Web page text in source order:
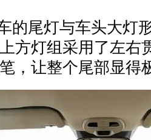
的尾灯与车头大灯
方灯组采用了左右
，让整个尾部显得